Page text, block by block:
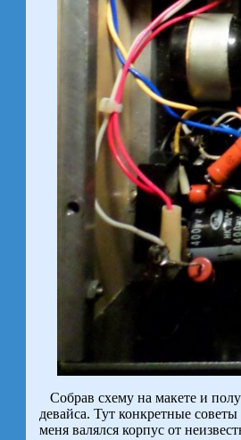
Собрав схему на макете и
девайса. Тут конкретные
меня валялся корпус от